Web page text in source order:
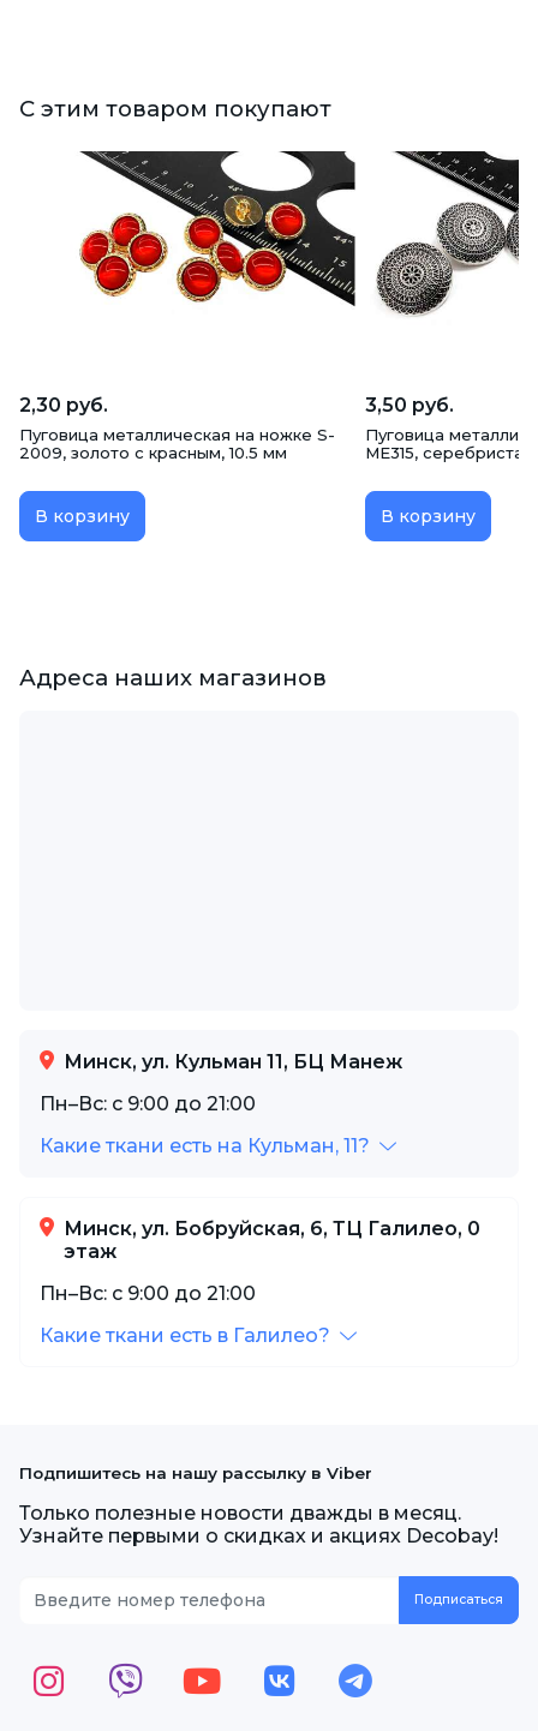
С этим товаром покупают
2,30 руб.
Пуговица металлическая на ножке S-
2009, золото с красным, 10.5 мм
В корзину
3,50 руб.
Пуговица
ME315,
В корзину
Адреса наших магазинов
Минск, ул. Кульман 11, БЦ Манеж
Пн–Вс: с 9:00 до 21:00
Какие ткани есть на Кульман, 11?
Минск, ул. Бобруйская, 6, ТЦ Галилео, 0
этаж
Пн–Вс: с 9:00 до 21:00
Какие ткани есть в Галилео?
Подпишитесь на нашу рассылку в Viber
Только полезные новости дважды в месяц.
Узнайте первыми о скидках и акциях Decobay!